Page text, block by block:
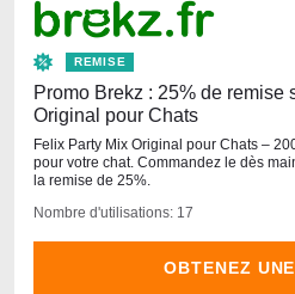
REMISE
Promo Brekz : 25% de remise
Original pour Chats
Felix Party Mix Original pour Chats –
pour votre chat. Commandez le dès
la remise de 25%.
Nombre d'utilisations: 17
OBTENEZ